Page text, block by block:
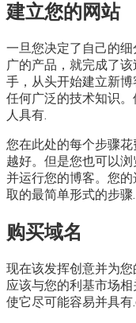
建立您的网站
一旦您决定了自己的
广的产品，就完成了
手，从头开始建立新
任何广泛的技术知识
人具有.
您在此处的每个步骤
越好。但是您也可以
并运行您的博客。您
取的最简单形式的步骤.
购买域名
现在该发挥创意并为
应该与您的利基市场
使它尽可能容易并具有